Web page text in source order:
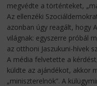
megvédte a történteket,
Az ellenzéki
azonban úgy reagált, hogy
világnak: egyszerre próbál
az otthoni Jaszukuni-hívek
A média felvetette a
küldte az ajándékot, akkor
„miniszterelnök”. A